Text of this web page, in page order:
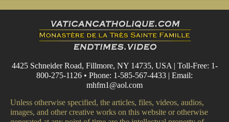
4425 Schneider Road, Fillmore, NY 14735, USA | Toll-Free: 1-
800-275-1126 • Phone: 1-585-567-4433 | Email:
mhfm1@aol.com
Unless otherwise specified, the articles, files, videos, audios,
images, and other creative works on this website or otherwise